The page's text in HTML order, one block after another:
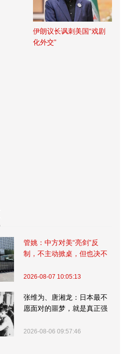
伊朗议长讽刺美国“戏剧
化外交”
管姚：中方对美“亮剑”反
制，不主动掀桌，但也决不
2026-08-07 10:05:13
张维为、唐湘龙：日本最不
愿面对的噩梦，就是真正强
2026-08-06 09:57:46